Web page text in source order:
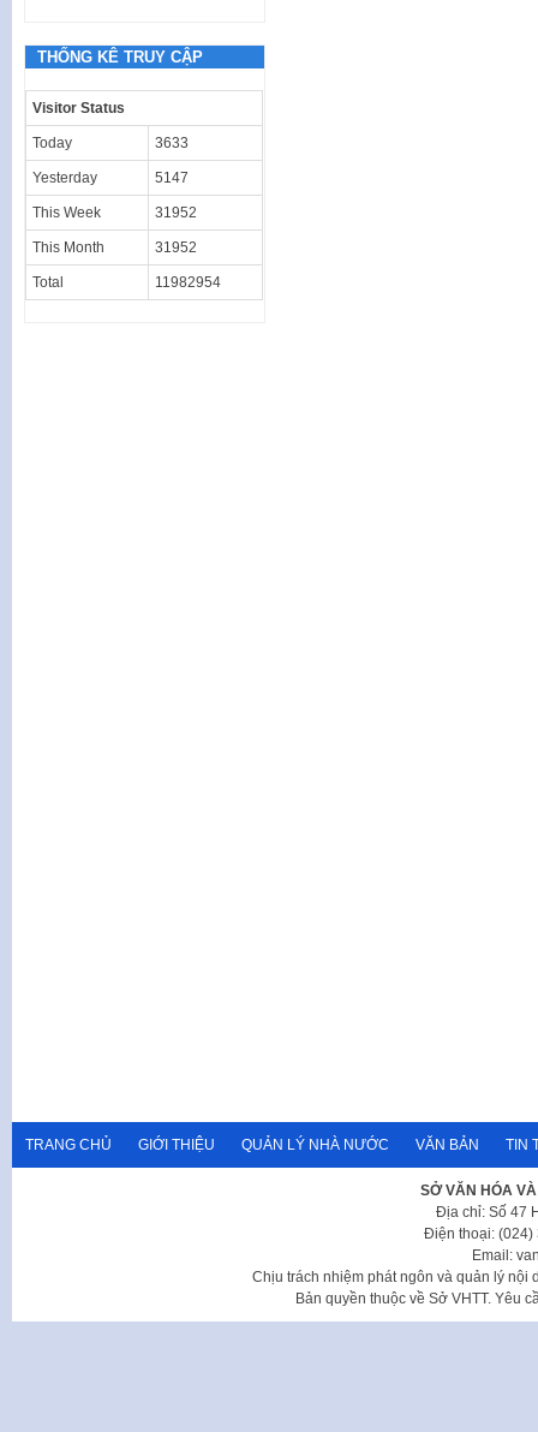
THỐNG KÊ TRUY CẬP
Visitor Status
Today 3633
Yesterday 5147
This Week 31952
This Month 31952
Total 11982954
TRANG CHỦ GIỚI THIỆU QUẢN LÝ NHÀ NƯỚC VĂN BẢN TIN
SỞ VĂN HÓA
Địa chỉ: Số 47
Điện thoại: (024)
Email:
Chịu trách nhiệm phát ngôn và quản lý nội
Bản quyền thuộc về Sở VHTT. Yêu